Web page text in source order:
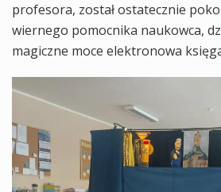
profesora, został ostatecznie
wiernego pomocnika naukowca,
magiczne moce elektronowa